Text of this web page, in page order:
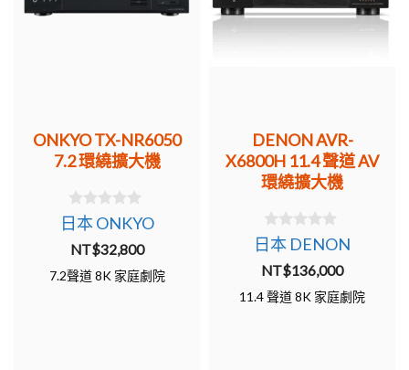
ONKYO TX-NR6050
7.2 環繞擴大機
0
o
u
t
o
f
日本 ONKYO
NT$32,800
7.2聲道 8K 家庭劇院
DENON AVR-
X6800H 11.4 聲道 AV
環繞擴大機
0
o
u
t
o
f
日本 DENON
NT$136,000
11.4 聲道 8K 家庭劇院